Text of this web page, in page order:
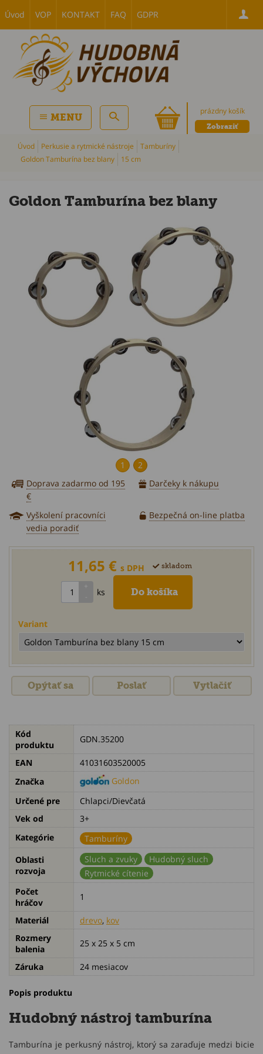
Úvod VOP KONTAKT FAQ GDPR
prázdny košík
Zobraziť
MENU
Úvod Perkusie a rytmické nástroje
Tamburíny
Goldon Tamburína bez blany
15 cm
Goldon Tamburína bez blany
1 2
Bestsellers
Doprava zadarmo od 195
€
Darčeky k nákupu
Vyškolení pracovníci
vedia poradiť
Bezpečná on-line platba
11,65 € s DPH skladom
ks
Variant
Opýtať sa Poslať Vytlačiť
Kód
produktu
GDN.35200
EAN
41031603520005
Značka
Goldon
Určené pre
Chlapci/Dievčatá
Vek od
3+
Kategórie
Tamburíny
Oblasti
rozvoja
Sluch a zvuky
Hudobný sluch
Rytmické cítenie
Počet
hráčov
1
Materiál drevo, kov
Rozmery
balenia
25 x 25 x 5 cm
Záruka 24 mesiacov
Popis produktu
Hudobný nástroj tamburína
Tamburína je perkusný nástroj, ktorý sa zaraďuje medzi bicie